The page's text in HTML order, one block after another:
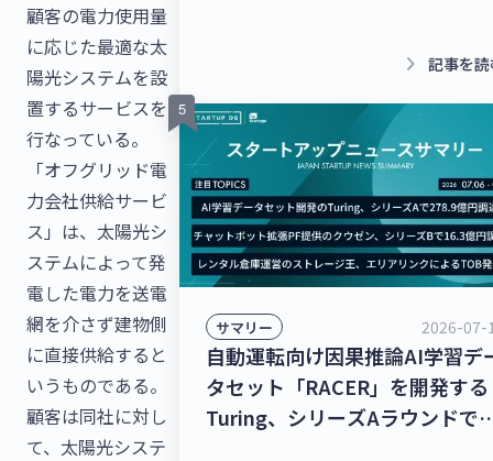
顧客の電力使用量
に応じた最適な太
陽光システムを設
置するサービスを
行なっている。
「オフグリッド電
力会社供給サービ
ス」は、太陽光シ
ステムによって発
電した電力を送電
網を介さず建物側
に直接供給すると
いうものである。
顧客は同社に対し
て、太陽光システ
Solutions、シードラウンドで4
トアップニュース】
keyboard_arrow_right 記事を
サマリー 2026-07-
自動運転向け因果推論AI学習デ
タセット「RACER」を開発する
Turing、シリーズAラウンドで